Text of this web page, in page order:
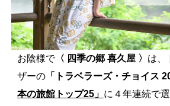
お陰様で〈 四季の郷 喜久屋 〉 は、
ザーの「トラベラーズ・チョイス
本の旅館トップ25」 に４年連続で